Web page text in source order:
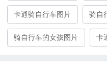
卡通骑自行车图片 骑自
骑自行车的女孩图片 卡